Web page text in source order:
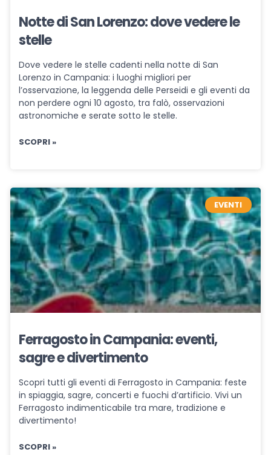
Notte di San Lorenzo: dove vedere le
stelle
Dove vedere le stelle cadenti nella notte di San
Lorenzo in Campania: i luoghi migliori per
l’osservazione, la leggenda delle Perseidi e gli eventi da
non perdere ogni 10 agosto, tra falò, osservazioni
astronomiche e serate sotto le stelle.
SCOPRI »
EVENTI
Ferragosto in Campania: eventi,
sagre e divertimento
Scopri tutti gli eventi di Ferragosto in Campania: feste
in spiaggia, sagre, concerti e fuochi d’artificio. Vivi un
Ferragosto indimenticabile tra mare, tradizione e
divertimento!
SCOPRI »